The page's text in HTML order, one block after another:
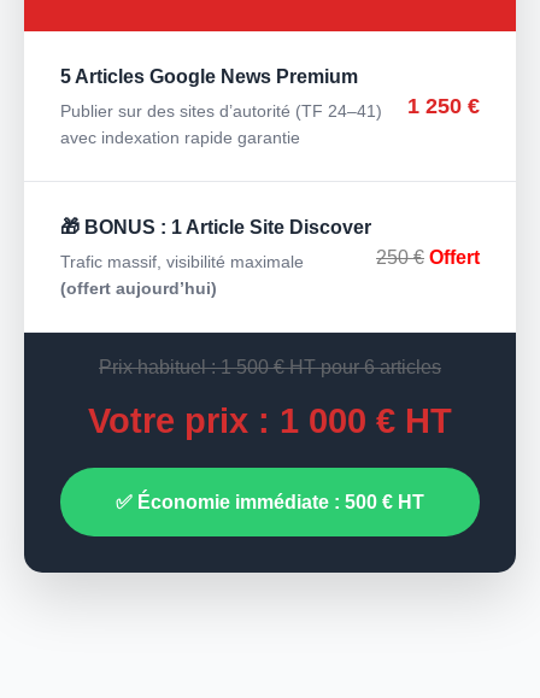
5 Articles Google News Premium
Publier sur des sites d’autorité (TF 24–41)
avec indexation rapide garantie
1 250 €
🎁 BONUS : 1 Article Site Discover
Trafic massif, visibilité maximale
(offert aujourd’hui)
250 € Offert
Prix habituel : 1 500 € HT pour 6 articles
Votre prix : 1 000 € HT
✅ Économie immédiate : 500 € HT